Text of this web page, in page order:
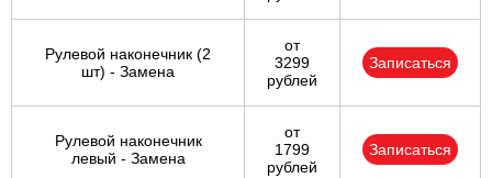
Рулевой наконечник (2
шт) - Замена
от
3299
рублей
Записаться
Рулевой наконечник
левый - Замена
от
1799
рублей
Записаться